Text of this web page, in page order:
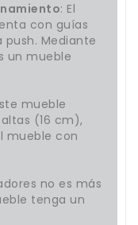
: El
con guías
Mediante
un mueble
mueble
(16 cm),
mueble con
no es más
tenga un